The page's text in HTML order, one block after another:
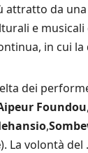
da
e
in cui
dei
Foundou,
,
). La volontà del